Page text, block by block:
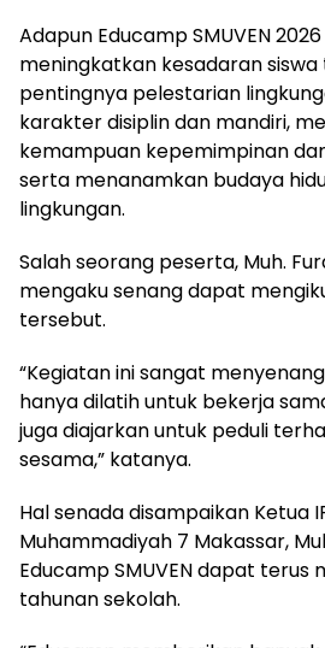
Adapun Educamp SMUVEN
meningkatkan kesadaran
pentingnya pelestarian
karakter disiplin dan mandiri,
kemampuan kepemimpinan
serta menanamkan budaya
lingkungan.
Salah seorang peserta, Muh.
mengaku senang dapat
tersebut.
“Kegiatan ini sangat
hanya dilatih untuk bekerja
juga diajarkan untuk peduli
sesama,” katanya.
Hal senada disampaikan Ketua
Muhammadiyah 7 Makassar,
Educamp SMUVEN dapat terus
tahunan sekolah.